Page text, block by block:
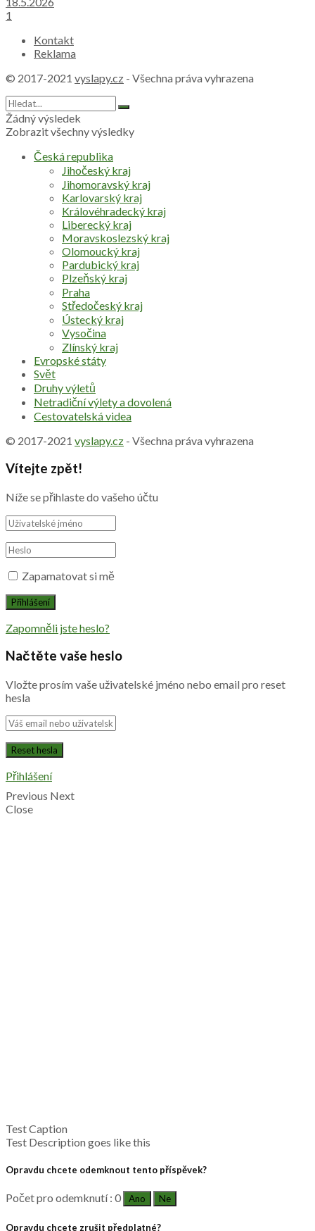
1
Kontakt
Reklama
© 2017-2021 vyslapy.cz - Všechna práva vyhrazena
Žádný výsledek
Zobrazit všechny výsledky
Česká republika
Jihočeský kraj
Jihomoravský kraj
Karlovarský kraj
Královéhradecký kraj
Liberecký kraj
Moravskoslezský kraj
Olomoucký kraj
Pardubický kraj
Plzeňský kraj
Praha
Středočeský kraj
Ústecký kraj
Vysočina
Zlínský kraj
Evropské státy
Svět
Druhy výletů
Netradiční výlety a dovolená
Cestovatelská videa
© 2017-2021 vyslapy.cz - Všechna práva vyhrazena
Vítejte zpět!
Níže se přihlaste do vašeho účtu
Zapamatovat si mě
Zapomněli jste heslo?
Načtěte vaše heslo
Vložte prosím vaše uživatelské jméno nebo email pro reset
hesla
Přihlášení
Previous Next
Close
Test Caption
Test Description goes like this
Opravdu chcete odemknout tento příspěvek?
Počet pro odemknutí : 0 Ano Ne
Opravdu chcete zrušit předplatné?